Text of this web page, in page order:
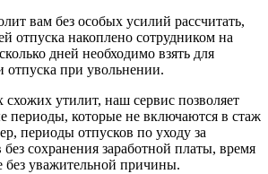
вам без особых усилий рассчитать,
отпуска накоплено сотрудником на
дней необходимо взять для
отпуска при увольнении.
утилит, наш сервис позволяет
периоды, которые не включаются в стаж
периоды отпусков по уходу за
сохранения заработной платы, время
без уважительной причины.